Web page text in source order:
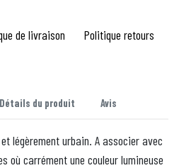
de livraison Politique retours
Détails du produit Avis
légèrement urbain. A associer avec
où carrément une couleur lumineuse